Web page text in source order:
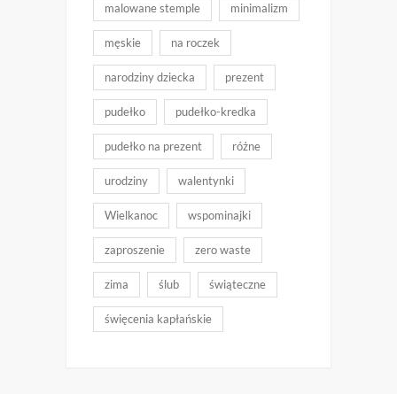
malowane stemple minimalizm
męskie na roczek
narodziny dziecka prezent
pudełko pudełko-kredka
pudełko na prezent różne
urodziny walentynki
Wielkanoc wspominajki
zaproszenie zero waste
zima ślub świąteczne
święcenia kapłańskie